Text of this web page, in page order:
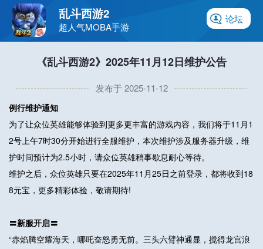
论坛
乱斗西游2
超人气MOBA手游
《乱斗西游2》2025年11月12日维护公告
发布于 2025-11-12
例行维护通知
为了让众位英雄能够体验到更多更丰富的游戏内容，我们将于11月1
2号上午7时30分开始进行全服维护，本次维护涉及服务器升级，维
护时间预计为2.5小时，请众位英雄稍事歇息耐心等待。
维护之后，众位英雄只要在2025年11月25日之前登录，都将收到18
8元宝，更多精彩体验，敬请期待!
〓新服开启〓
“赤焰腾空耀海天，哪吒奋怒勇无前。三头六臂神通显，搅得龙宫浪